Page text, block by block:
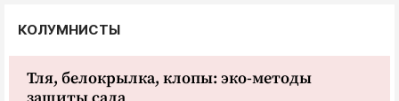
КОЛУМНИСТЫ
Тля, белокрылка, клопы: эко-методы